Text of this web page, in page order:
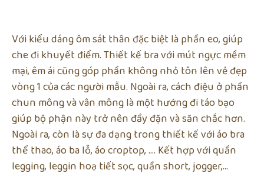
Với kiểu dáng ôm sát thân đặc biệt là phần eo, giúp
che đi khuyết điểm. Thiết kế bra với mút ngực mềm
mại, êm ái cũng góp phần không nhỏ tôn lên vẻ đẹp
vòng 1 của các người mẫu. Ngoài ra, cách điệu ở phần
chun mông và vân mông là một hướng đi táo bạo
giúp bộ phận này trở nên đầy đặn và săn chắc hơn.
Ngoài ra, còn là sự đa dạng trong thiết kế với áo bra
thể thao, áo ba lỗ, áo croptop, …. Kết hợp với quần
legging, leggin hoạ tiết sọc, quần short, jogger,…